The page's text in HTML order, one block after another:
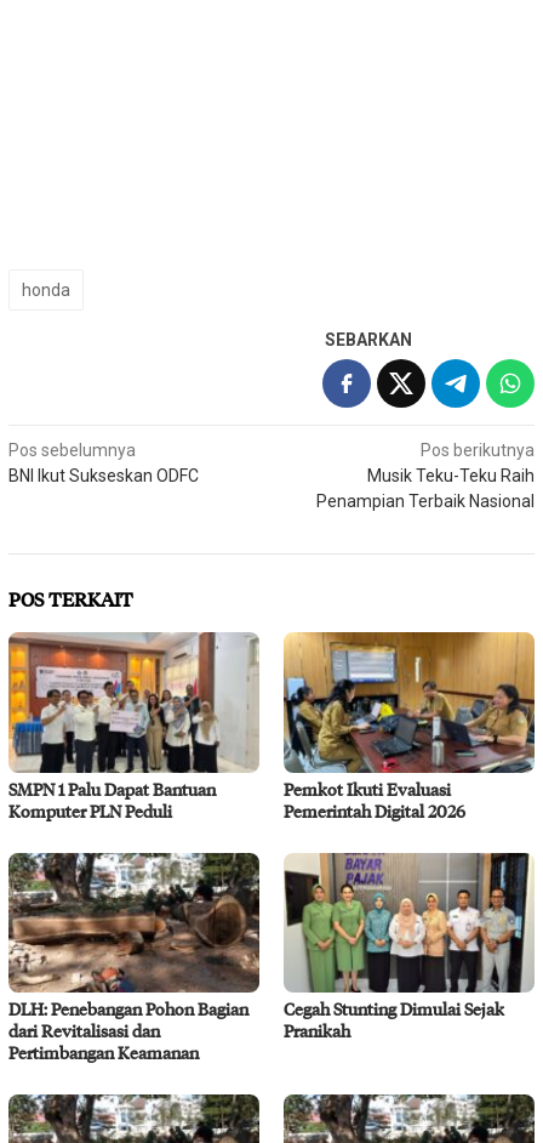
honda
SEBARKAN
Navigasi
pos
Pos sebelumnya
BNI Ikut Sukseskan ODFC
Pos berikutnya
Musik Teku-Teku Raih
Penampian Terbaik Nasional
POS TERKAIT
SMPN 1 Palu Dapat Bantuan
Komputer PLN Peduli
Pemkot Ikuti Evaluasi
Pemerintah Digital 2026
DLH: Penebangan Pohon Bagian
dari Revitalisasi dan
Pertimbangan Keamanan
Cegah Stunting Dimulai Sejak
Pranikah